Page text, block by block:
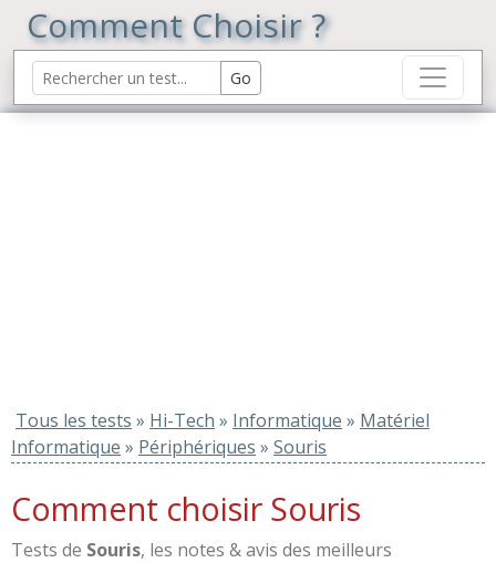
Comment Choisir ?
Tous les tests » Hi-Tech » Informatique » Matériel
Informatique » Périphériques » Souris
Comment choisir Souris
Tests de Souris, les notes & avis des meilleurs